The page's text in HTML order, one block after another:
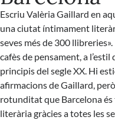
*QUIOSC HÄNSEL* i
*UNIVERS HÄNSEL* i
Escriu Valèria Gaillard en
una ciutat íntimament
seves més de 300
cafès de pensament, a
principis del segle XX. Hi
afirmacions de Gaillard,
rotunditat que Barcelona
literària gràcies a totes les